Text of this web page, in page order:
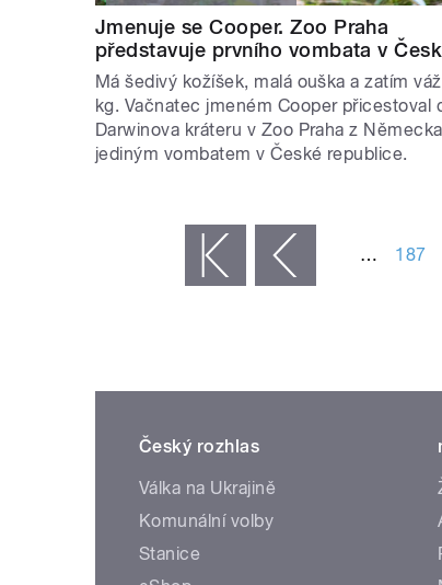
Jmenuje se Cooper. Zoo Praha
představuje prvního vombata v
Má šedivý kožíšek, malá ouška a zatím
kg. Vačnatec jmeném Cooper přicestoval
Darwinova kráteru v Zoo Praha z
jediným vombatem v České republice.
‹ předchozí … 187
Český rozhlas
Válka na Ukrajině
Komunální volby
Stanice